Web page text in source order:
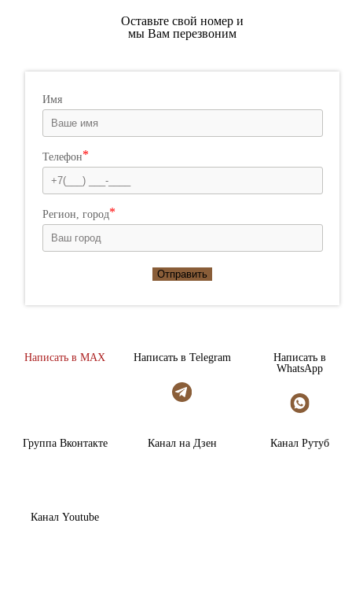
Оставьте свой номер и
мы Вам перезвоним
Имя
Телефон
Регион, город
Отправить
Написать в MAX Написать в Telegram
Написать в
WhatsApp
Группа Вконтакте Канал на Дзен Канал Рутуб
Канал Youtube